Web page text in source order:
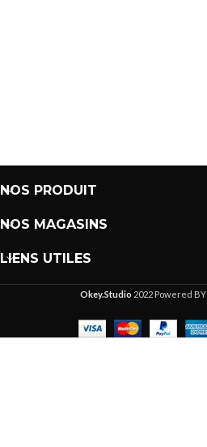
NOS PRODUIT
NOS MAGASINS
LIENS UTILES
Okey.Studio 2022 Powered BY